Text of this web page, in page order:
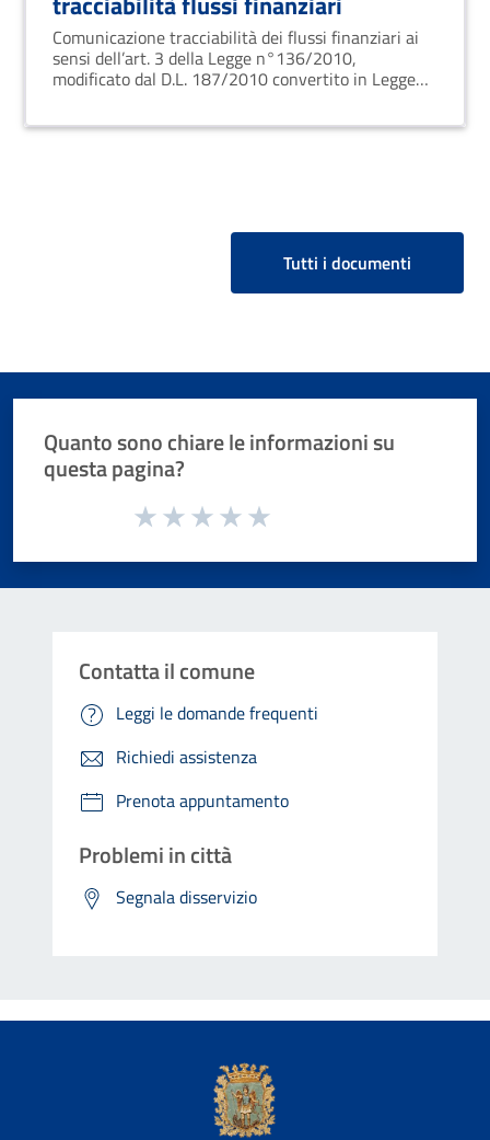
Comunicazione tracciabilità dei flussi finanziari ai
sensi dell’art. 3 della Legge n°136/2010,
modificato dal D.L. 187/2010 convertito in Legge
Tutti i documenti
Quanto sono chiare le informazioni su
questa pagina?
Valuta da 1 a 5 stelle la pagina
Contatta il comune
Leggi le domande frequenti
Richiedi assistenza
Prenota appuntamento
Problemi in città
Segnala disservizio